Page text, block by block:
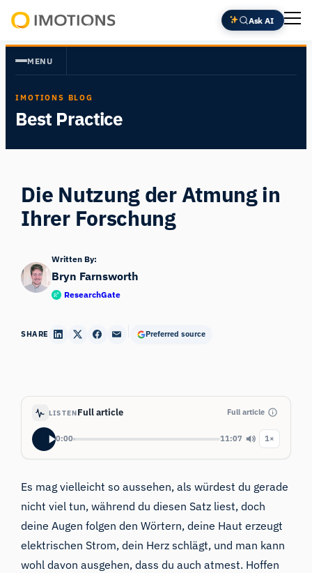
Zum
Inhalt
springen
Insight
Ask AI
MENU
IMOTIONS BLOG
Best Practice
Die Nutzung der Atmung in
Ihrer Forschung
Written By:
Bryn Farnsworth
ResearchGate
SHARE Preferred source
LISTENFull article Full article
0:00 11:07 1×
Es mag vielleicht so aussehen, als würdest du gerade
nicht viel tun, während du diesen Satz liest, doch
deine Augen folgen den Wörtern, deine Haut erzeugt
elektrischen Strom, dein Herz schlägt, und man kann
wohl davon ausgehen, dass du auch atmest. Hoffen